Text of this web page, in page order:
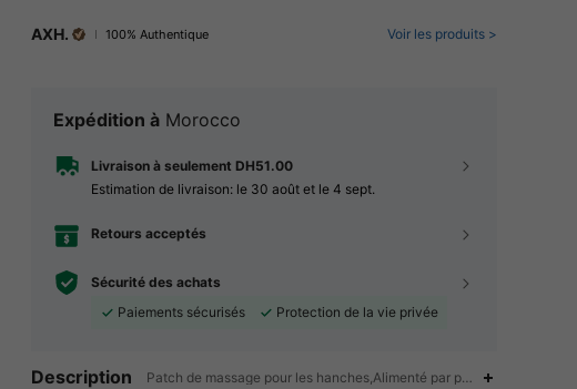
AXH. 100% Authentique Voir les produits >
Expédition à Morocco
Livraison à seulement DH51.00
Estimation de livraison: le 30 août et le 4 sept.
Retours acceptés
Sécurité des achats
Paiements sécurisés
Protection de la vie privée
Description Patch de massage pour les hanches,Alimenté par piles (batterie